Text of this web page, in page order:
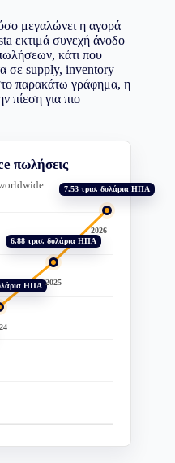
μεγαλώνει η αγορά
εκτιμά συνεχή άνοδο
κάτι που
σε supply, inventory
παρακάτω γράφημα, η
πίεση για πιο
πωλήσεις
ΗΠΑ 2025
6.88 τρισ. δολάρια ΗΠΑ
2026
7.53 τρισ. δολάρια ΗΠΑ